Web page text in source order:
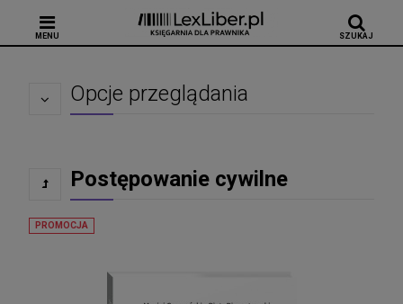
MENU SZUKAJ
Opcje przeglądania
Postępowanie cywilne
PROMOCJA